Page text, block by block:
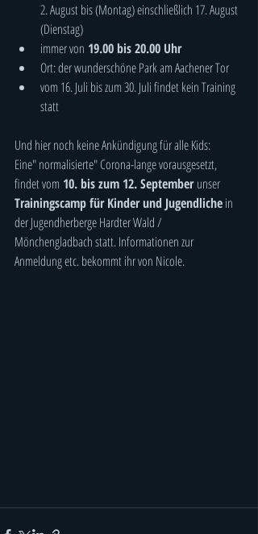
2. August bis (Montag) einschließlich 17. August
(Dienstag)
immer von 19.00 bis 20.00 Uhr
Ort: der wunderschöne Park am Aachener Tor
vom 16. Juli bis zum 30. Juli findet kein Training
statt
Und hier noch keine Ankündigung für alle Kids:
Eine" normalisierte" Corona-lange vorausgesetzt,
findet vom 10. bis zum 12. September unser
Trainingscamp für Kinder und Jugendliche in
der Jugendherberge Hardter Wald /
Mönchengladbach statt. Informationen zur
Anmeldung etc. bekommt ihr von Nicole.